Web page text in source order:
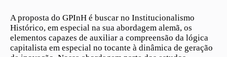
A proposta do GPInH é buscar no Institucionalismo
Histórico, em especial na sua abordagem alemã, os
elementos capazes de auxiliar a compreensão da lógica
capitalista em especial no tocante à dinâmica de geração